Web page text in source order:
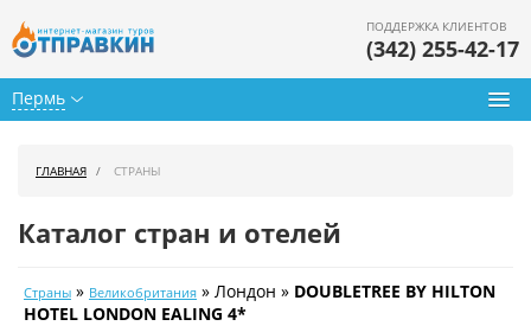
Пермь
ПОДДЕРЖКА КЛИЕНТОВ
(342) 255-42-17
Календарь туров
ГЛАВНАЯ СТРАНЫ
Каталог стран и отелей
Страны » Великобритания » Лондон » DOUBLETREE BY HILTON
HOTEL LONDON EALING 4*